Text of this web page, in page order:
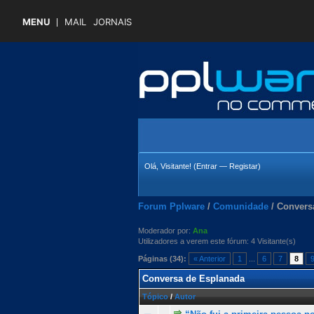
MENU MAIL JORNAIS
Olá, Visitante! (Entrar — Registar)
Forum Pplware / Comunidade /
Moderador por: Ana
Utilizadores a verem este fórum: 4 Visitante(s)
Páginas (34): « Anterior 1 6 7 8 9
Conversa de Esplanada
Tópico/Autor